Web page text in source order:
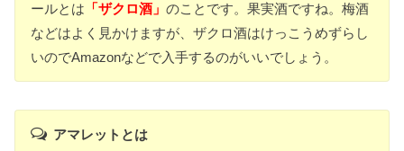
ールとは 「ザクロ酒」のことです。果実酒ですね。梅酒
などはよく見かけますが、ザクロ酒はけっこうめずらし
いのでAmazonなどで入手するのがいいでしょう。
アマレットとは